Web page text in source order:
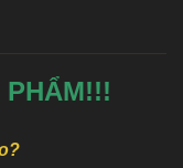
PHẨM!!!